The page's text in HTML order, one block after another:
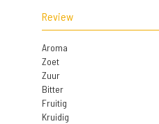
Review
Aroma
Zoet
Zuur
Bitter
Fruitig
Kruidig